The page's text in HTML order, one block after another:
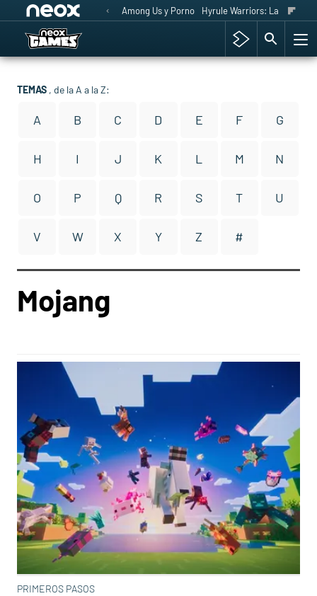
Among Us y Porno Hyrule Warriors: La Era del
TEMAS , de la A a la Z:
A B C D E F G
H I J K L M N
O P Q R S T U
V W X Y Z #
Mojang
PRIMEROS PASOS